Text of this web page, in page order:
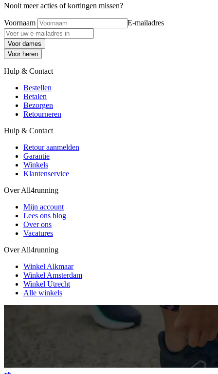
Nooit meer acties of kortingen missen?
Voornaam E-mailadres
Voor dames
Voor heren
Hulp & Contact
Bestellen
Betalen
Bezorgen
Retourneren
Hulp & Contact
Retour aanmelden
Garantie
Winkels
Klantenservice
Over All4running
Mijn account
Lees ons blog
Over ons
Vacatures
Over All4running
Winkel Alkmaar
Winkel Amsterdam
Winkel Utrecht
Alle winkels